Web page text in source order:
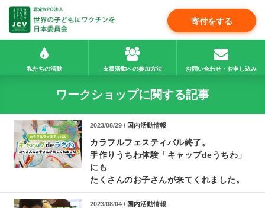
寄付をする
私たちの活動 支援活動への参加方法 お問い合わせ・お申し込み
ワークショップに関する記事
2023/08/29 / 国内活動情報
カラフルフェスティバル終了。
手作りうちわ体験「キャップdeうちわ」
にも
たくさんのお子さんが来てくれました。
2023/08/04 / 国内活動情報